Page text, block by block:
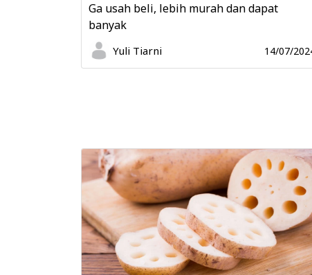
Ga usah beli, lebih murah dan dapat
banyak
Yuli Tiarni 14/07/